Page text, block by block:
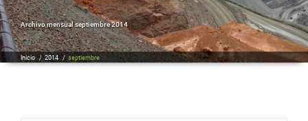
Archivo mensual septiembre 2014
Inicio /2014/septiembre